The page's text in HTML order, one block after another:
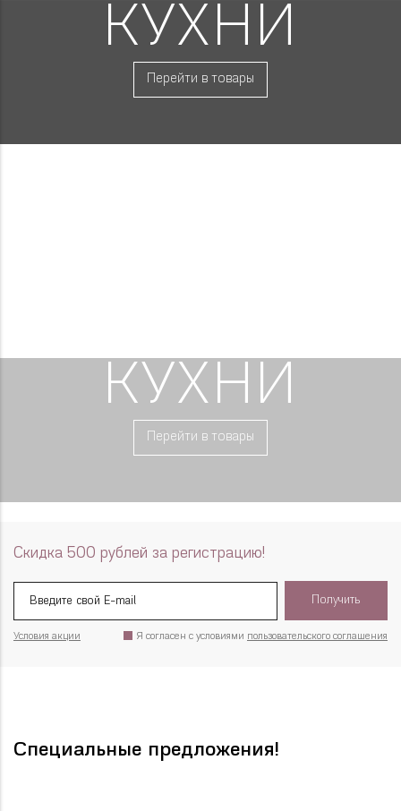
КУХНИ
Перейти в товары
КУХНИ
Перейти в товары
Скидка 500 рублей за регистрацию!
Получить
Я согласен с условиями пользовательского соглашения
Условия акции
Специальные предложения!